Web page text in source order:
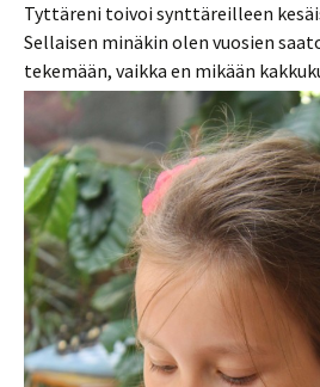
Tyttäreni toivoi synttäreilleen
Sellaisen minäkin olen vuosien
tekemään, vaikka en mikään